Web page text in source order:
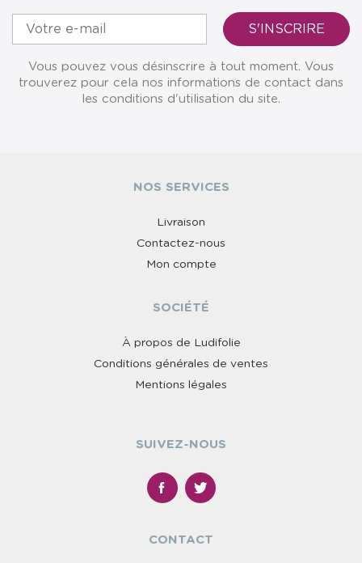
Vous pouvez vous désinscrire à tout moment. Vous
trouverez pour cela nos informations de contact dans
les conditions d'utilisation du site.
NOS SERVICES
Livraison
Contactez-nous
Mon compte
SOCIÉTÉ
À propos de Ludifolie
Conditions générales de ventes
Mentions légales
SUIVEZ-NOUS
CONTACT